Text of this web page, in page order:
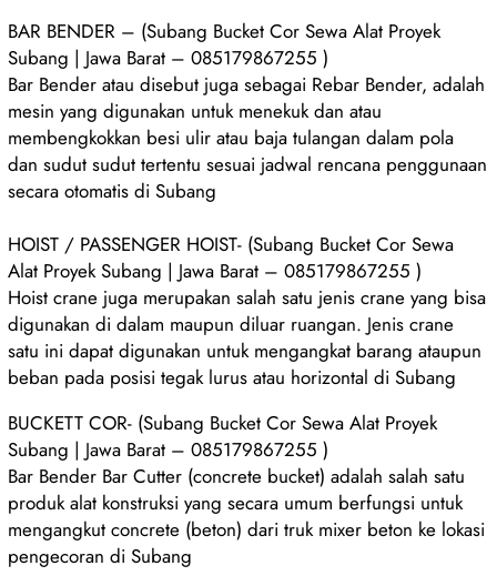
BAR BENDER – (Subang Bucket Cor Sewa Alat Proyek
Subang | Jawa Barat – 085179867255 )
Bar Bender atau disebut juga sebagai Rebar Bender, adalah
mesin yang digunakan untuk menekuk dan atau
membengkokkan besi ulir atau baja tulangan dalam pola
dan sudut sudut tertentu sesuai jadwal rencana penggunaan
secara otomatis di Subang
HOIST / PASSENGER HOIST- (Subang Bucket Cor Sewa
Alat Proyek Subang | Jawa Barat – 085179867255 )
Hoist crane juga merupakan salah satu jenis crane yang bisa
digunakan di dalam maupun diluar ruangan. Jenis crane
satu ini dapat digunakan untuk mengangkat barang ataupun
beban pada posisi tegak lurus atau horizontal di Subang
BUCKETT COR- (Subang Bucket Cor Sewa Alat Proyek
Subang | Jawa Barat – 085179867255 )
Bar Bender Bar Cutter (concrete bucket) adalah salah satu
produk alat konstruksi yang secara umum berfungsi untuk
mengangkut concrete (beton) dari truk mixer beton ke lokasi
pengecoran di Subang